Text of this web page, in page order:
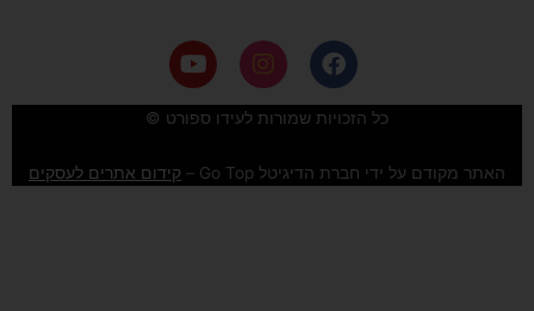
F
a
c
e
o
o
I
n
s
t
g
r
Y
o
u
t
b
e
כל הזכויות שמורות לעידו ספורט ©
האתר מקודם על ידי חברת הדיגיטל Go Top – קידום אתרים לעסקים